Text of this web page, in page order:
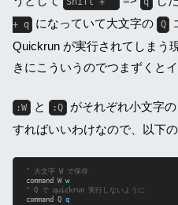
+ q になっていて大文字の Q
Quickrun が実行されてしまう
きにこういうのでつまずくとイ
:W と :Q がそれぞれ小文字
すればいいわけなので、以下
" 大文字 W で保存
command W w
" Q で quickrun 実行しないように
command Q q